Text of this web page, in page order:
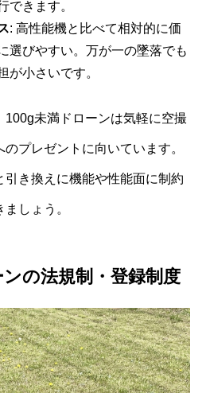
できます。
: 高性能機と比べて相対的に価
選びやすい。万が一の墜落でも
が小さいです。
100g未満ドローンは気軽に空撮
プレゼントに向いています。
引き換えに機能や性能面に制約
しょう。
の法規制・登録制度